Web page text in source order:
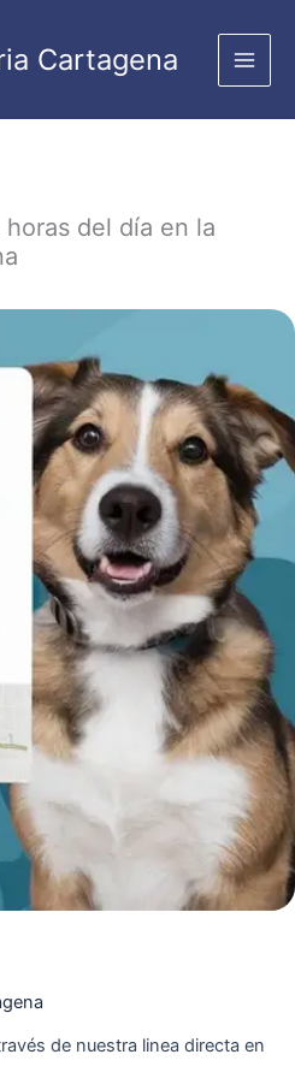
Cartagena
del día en la
de nuestra linea directa en